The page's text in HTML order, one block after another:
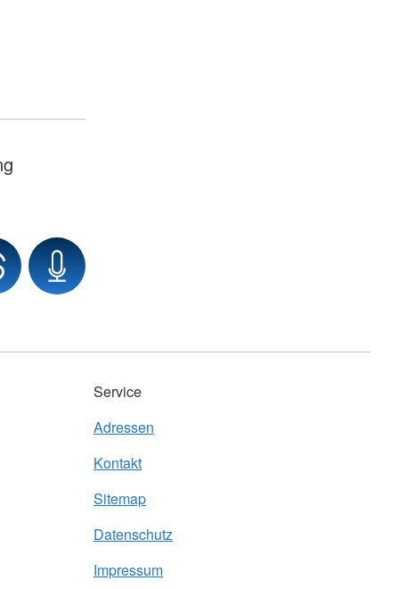
Service
Adressen
Kontakt
Sitemap
Datenschutz
Impressum